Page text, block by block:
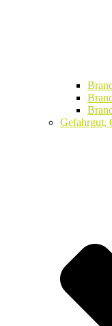
Gefahrgut,